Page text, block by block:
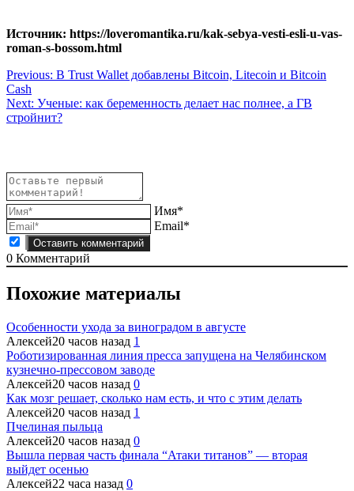
Источник: https://loveromantika.ru/kak-sebya-vesti-esli-u-vas-
roman-s-bossom.html
Навигация
по
записям
Previous: В Trust Wallet добавлены Bitcoin, Litecoin и Bitcoin
Cash
Next: Ученые: как беременность делает нас полнее, а ГВ
стройнит?
Имя*
Email*
0 Комментарий
Похожие материалы
Особенности ухода за виноградом в августе
Алексей20 часов назад 1
Роботизированная линия пресса запущена на Челябинском
кузнечно-прессовом заводе
Алексей20 часов назад 0
Как мозг решает, сколько нам есть, и что с этим делать
Алексей20 часов назад 1
Пчелиная пыльца
Алексей20 часов назад 0
Вышла первая часть финала “Атаки титанов” — вторая
выйдет осенью
Алексей22 часа назад 0